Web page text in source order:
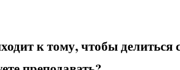
к тому, чтобы